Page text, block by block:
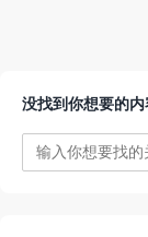
没找到你想要的内